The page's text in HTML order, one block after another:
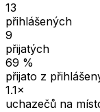
13
přihlášených
9
přijatých
69 %
přijato z
1.1×
uchazečů na